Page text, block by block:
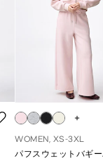
WOMEN, XS-3XL
パフスウェットバギ